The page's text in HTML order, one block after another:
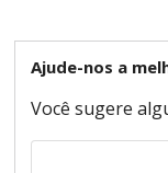
Ajude-nos a
Você sugere